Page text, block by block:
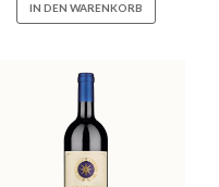
IN DEN WARENKORB